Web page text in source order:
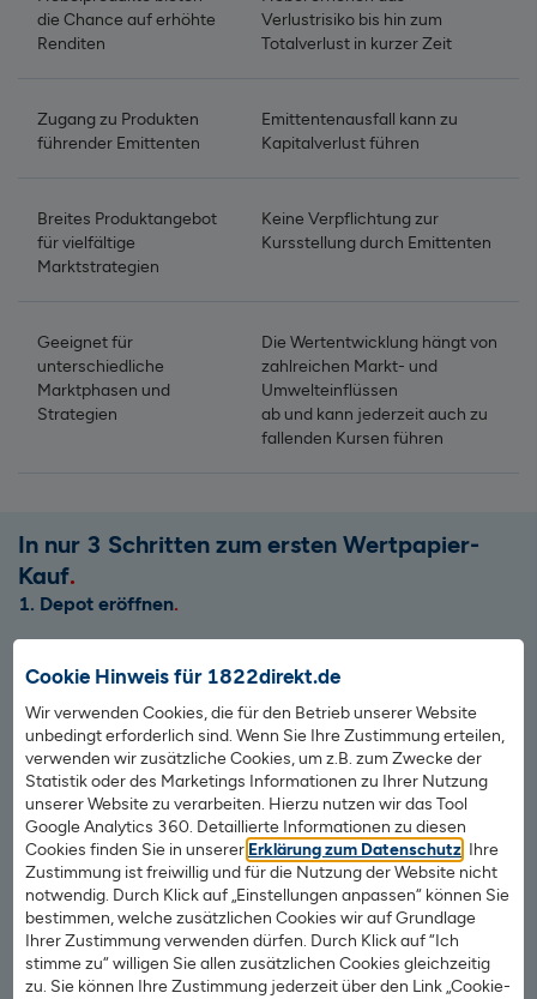
Cookie Hinweis für 1822direkt.de
Wir verwenden Cookies, die für den Betrieb unserer Website
unbedingt erforderlich sind. Wenn Sie Ihre Zustimmung erteilen,
verwenden wir zusätzliche Cookies, um z.B. zum Zwecke der
Statistik oder des Marketings Informationen zu Ihrer Nutzung
unserer Website zu verarbeiten. Hierzu nutzen wir das Tool
Google Analytics 360. Detaillierte Informationen zu diesen
Cookies finden Sie in unserer Erklärung zum Datenschutz . Ihre
Zustimmung ist freiwillig und für die Nutzung der Website nicht
notwendig. Durch Klick auf „Einstellungen anpassen“ können Sie
bestimmen, welche zusätzlichen Cookies wir auf Grundlage
Ihrer Zustimmung verwenden dürfen. Durch Klick auf “Ich
stimme zu“ willigen Sie allen zusätzlichen Cookies gleichzeitig
zu. Sie können Ihre Zustimmung jederzeit über den Link „Cookie-
die Chance auf erhöhte
Renditen
Verlustrisiko bis hin zum
Totalverlust in kurzer Zeit
Zugang zu Produkten
führender Emittenten
Emittentenausfall kann zu
Kapitalverlust führen
Breites Produktangebot
für vielfältige
Marktstrategien
Keine Verpflichtung zur
Kursstellung durch Emittenten
Geeignet für
unterschiedliche
Marktphasen und
Strategien
Die Wertentwicklung hängt von
zahlreichen Markt- und
Umwelteinflüssen
ab und kann jederzeit auch zu
fallenden Kursen führen
In nur 3 Schritten zum ersten Wertpapier-
Kauf
1. Depot eröffnen
Wertpapierhandel.
2. Guthaben überweisen
Damit Sie mit dem Wertpapierhandel beginnen können,
überweisen Sie Geld auf Ihr kostenloses
Verrechnungskonto. Das eröffnen wir für Sie automatisch
mit dem Wertpapierdepot.
3. Wertpapiere suchen, finden und handeln